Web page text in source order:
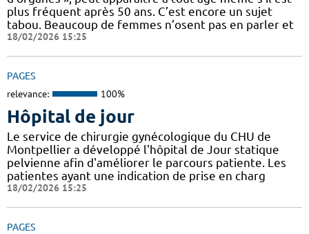
plus fréquent après 50 ans. C’est encore un sujet
tabou. Beaucoup de femmes n’osent pas en parler et
18/02/2026 15:25
PAGES
relevance: 100%
Hôpital de jour
Le service de chirurgie gynécologique du CHU de
Montpellier a développé l'hôpital de Jour statique
pelvienne afin d'améliorer le parcours patiente. Les
patientes ayant une indication de prise en charg
18/02/2026 15:25
PAGES